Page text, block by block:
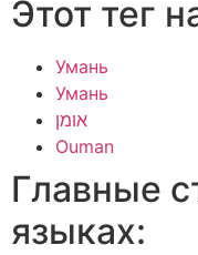
Этот тег
Умань
Умань
אומן
Ouman
Главные
языках: